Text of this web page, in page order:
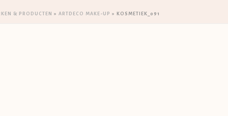
& PRODUCTEN » ARTDECO MAKE-UP » KOSMETIEK_091